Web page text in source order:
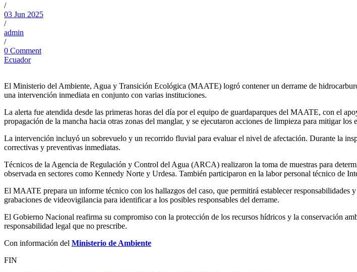
/
03 Jun 2025
/
admin
/
0 Comment
Ecuador
El Ministerio del Ambiente, Agua y Transición Ecológica (MAATE) logró contener un derrame de
una intervención inmediata en conjunto con varias instituciones.
La alerta fue atendida desde las primeras horas del día por el equipo de guardaparques del MAATE, con el
propagación de la mancha hacia otras zonas del manglar, y se ejecutaron acciones de limpieza para mitigar los
La intervención incluyó un sobrevuelo y un recorrido fluvial para evaluar el nivel de afectación. Durante la
correctivas y preventivas inmediatas.
Técnicos de la Agencia de Regulación y Control del Agua (ARCA) realizaron la toma de muestras para
observada en sectores como Kennedy Norte y Urdesa. También participaron en la labor personal técnico de
El MAATE prepara un informe técnico con los hallazgos del caso, que permitirá establecer responsabilidades
grabaciones de videovigilancia para identificar a los posibles responsables del derrame.
El Gobierno Nacional reafirma su compromiso con la protección de los recursos hídricos y la conservación
responsabilidad legal que no prescribe.
Con información del Ministerio de Ambiente
FIN